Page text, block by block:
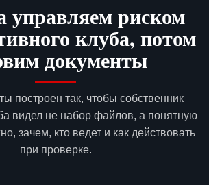
управляем риском
клуба, потом
документы
построен так, чтобы собственник
видел не набор файлов, а понятную
зачем, кто ведет и как действовать
при проверке.